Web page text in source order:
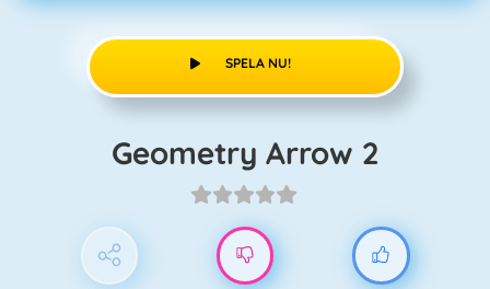
SPELA NU!
Geometry Arrow 2